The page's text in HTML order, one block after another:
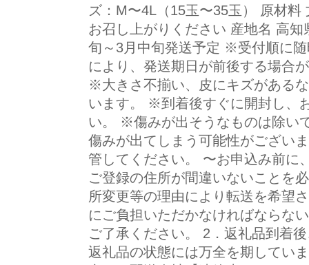
ズ：M〜4L（15玉〜35玉） 原材
お召し上がりください 産地名 高
旬～3月中旬発送予定 ※受付順に
により、発送期日が前後する場合
※大きさ不揃い、皮にキズがある
います。 ※到着後すぐに開封し、
い。 ※傷みが出そうなものは除い
傷みが出てしまう可能性がござい
管してください。 〜お申込み前に
ご登録の住所が間違いないことを
所変更等の理由により転送を希望
にご負担いただかなければならな
ご了承ください。 2．返礼品到着
返礼品の状態には万全を期してい